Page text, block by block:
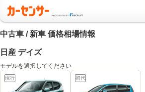
中古車 / 新車 価格相場情報
日産 デイズ
モデルを選択してください
現行 初代